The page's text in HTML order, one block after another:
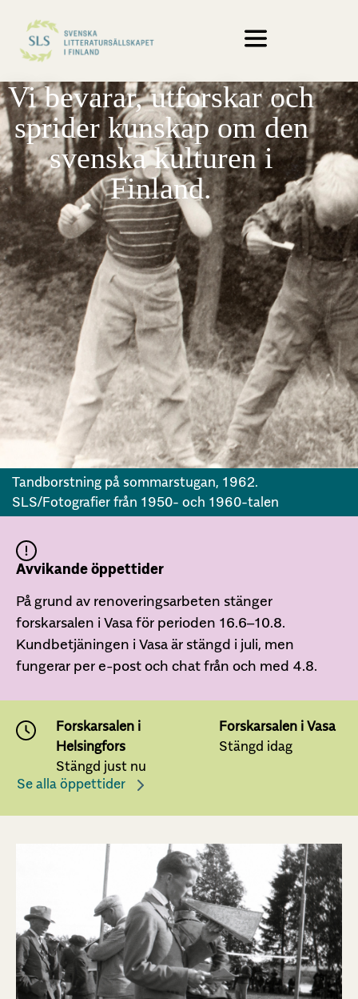
Vi bevarar, utforskar och
sprider kunskap om den
svenska kulturen i
Finland.
Tandborstning på sommarstugan, 1962.
SLS/Fotografier från 1950- och 1960-talen
Avvikande öppettider
På grund av renoveringsarbeten stänger
forskarsalen i Vasa för perioden 16.6–10.8.
Kundbetjäningen i Vasa är stängd i juli, men
fungerar per e-post och chat från och med 4.8.
Forskarsalen i
Helsingfors
Stängd just nu
Forskarsalen i Vasa
Stängd idag
Se alla öppettider